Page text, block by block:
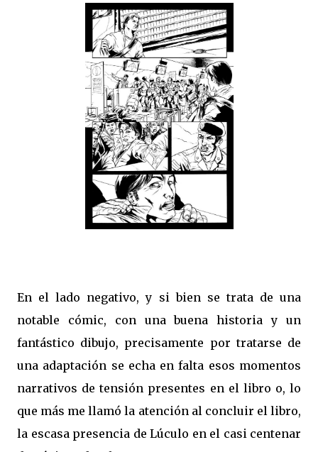
En el lado negativo, y si bien se trata de una
notable cómic, con una buena historia y un
fantástico dibujo, precisamente por tratarse de
una adaptación se echa en falta esos momentos
narrativos de tensión presentes en el libro o, lo
que más me llamó la atención al concluir el libro,
la escasa presencia de Lúculo en el casi centenar